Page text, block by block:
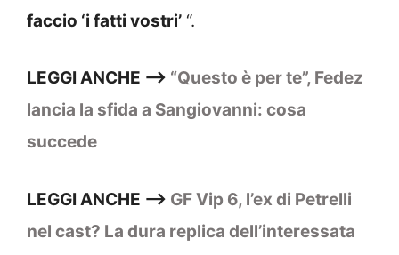
faccio ‘i fatti vostri’ “.
LEGGI ANCHE —> “Questo è per te”, Fedez
lancia la sfida a Sangiovanni: cosa
succede
LEGGI ANCHE —> GF Vip 6, l’ex di Petrelli
nel cast? La dura replica dell’interessata